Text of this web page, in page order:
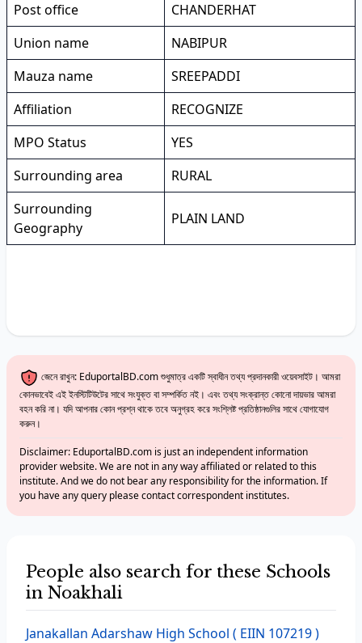
Post office
CHANDERHAT
Union name
NABIPUR
Mauza name
SREEPADDI
Affiliation
RECOGNIZE
MPO Status
YES
Surrounding area
RURAL
Surrounding
Geography
PLAIN LAND
জেনে রাখুন: EduportalBD.com শুধুমাত্র একটি স্বাধীন তথ্য প্রদানকারী ওয়েবসাইট। আমরা
কোনভাবেই এই ইনস্টিটিউটের সাথে সংযুক্ত বা সম্পর্কিত নই। এবং তথ্য সংক্রান্ত কোনো দায়ভার আমরা
বহন করি না। যদি আপনার কোন প্রশ্ন থাকে তবে অনুগ্রহ করে সংশ্লিষ্ট প্রতিষ্ঠানগুলির সাথে যোগাযোগ
করুন।
Disclaimer: EduportalBD.com is just an independent information
provider website. We are not in any way affiliated or related to this
institute. And we do not bear any responsibility for the information. If
you have any query please contact correspondent institutes.
People also search for these Schools
in Noakhali
Janakallan Adarshaw High School ( EIIN 107219 )